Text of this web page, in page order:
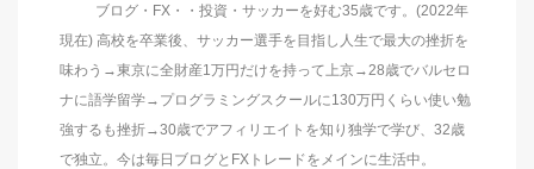
ブログ・FX・・投資・サッカーを好む35歳です。(2022年
現在) 高校を卒業後、サッカー選手を目指し人生で最大の挫折を
味わう→東京に全財産1万円だけを持って上京→28歳でバルセロ
ナに語学留学→プログラミングスクールに130万円くらい使い勉
強するも挫折→30歳でアフィリエイトを知り独学で学び、32歳
で独立。今は毎日ブログとFXトレードをメインに生活中。